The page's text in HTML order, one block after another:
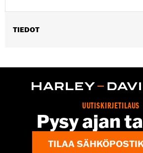
TIEDOT
Functional Features:Welt Construction
www.h-d.com/warrantyfor full details
Dimension Description:
Shaft height: 8"
UUTISKIRJETILAUS
Pysy ajan
TILAA